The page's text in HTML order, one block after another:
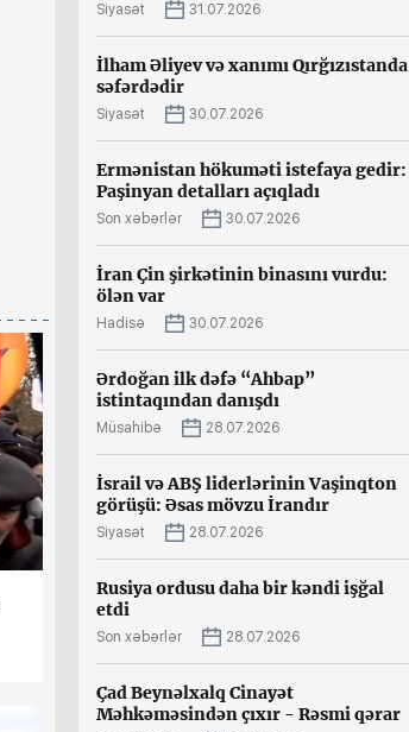
Siyasət 31.07.2026
İlham Əliyev və xanımı Qırğızıstanda
səfərdədir
Siyasət 30.07.2026
Ermənistan hökuməti istefaya gedir:
Paşinyan detalları açıqladı
Son xəbərlər 30.07.2026
İran Çin şirkətinin binasını vurdu:
ölən var
Hadisə 30.07.2026
Ərdoğan ilk dəfə “Ahbap”
istintaqından danışdı
Müsahibə 28.07.2026
İsrail və ABŞ liderlərinin Vaşinqton
görüşü: Əsas mövzu İrandır
Siyasət 28.07.2026
Rusiya ordusu daha bir kəndi işğal
etdi
Son xəbərlər 28.07.2026
Çad Beynəlxalq Cinayət
Məhkəməsindən çıxır - Rəsmi qərar